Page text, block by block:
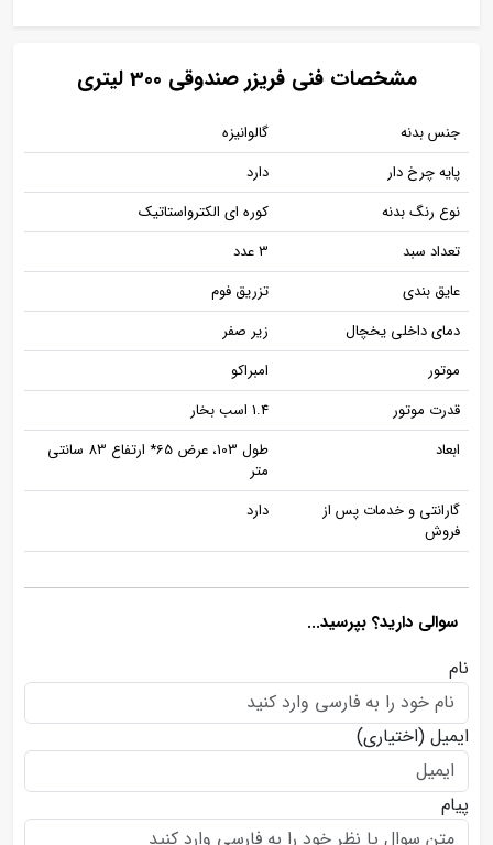
مشخصات فنی فریزر صندوقی 300 لیتری
جنس بدنه
گالوانیزه
پایه چرخ دار
دارد
نوع رنگ بدنه
کوره ای الکترواستاتیک
تعداد سبد
3 عدد
عایق بندی
تزریق فوم
دمای داخلی یخچال
زیر صفر
موتور
امبراکو
قدرت موتور
1.4 اسب بخار
ابعاد
طول 103، عرض 65* ارتفاع 83 سانتی
متر
گارانتی و خدمات پس از
فروش
دارد
سوالی دارید؟ بپرسید...
نام
ایمیل (اختیاری)
پیام